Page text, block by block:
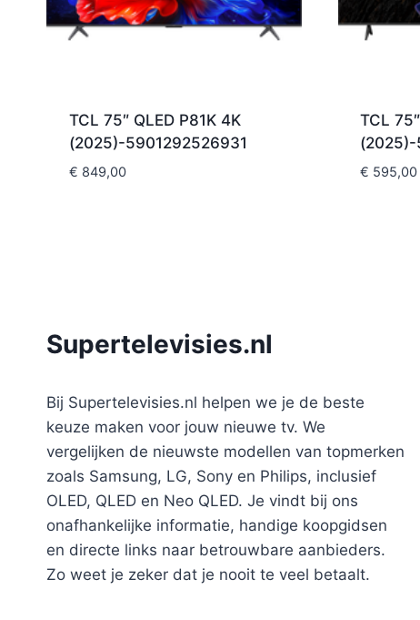
TCL 75″ QLED P81K 4K
(2025)-5901292526931
€ 849,00
TCL
(2025)-
€ 595,00
Supertelevisies.nl
Bij Supertelevisies.nl helpen we je de beste
keuze maken voor jouw nieuwe tv. We
vergelijken de nieuwste modellen van topmerken
zoals Samsung, LG, Sony en Philips, inclusief
OLED, QLED en Neo QLED. Je vindt bij ons
onafhankelijke informatie, handige koopgidsen
en directe links naar betrouwbare aanbieders.
Zo weet je zeker dat je nooit te veel betaalt.